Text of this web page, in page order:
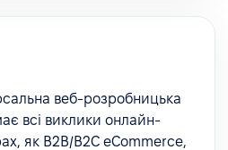
веб-розробницька
всі виклики онлайн-
як B2B/B2C eCommerce,